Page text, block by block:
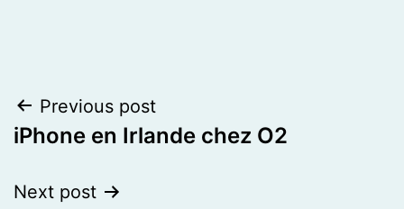
Post
navigation
Previous post
iPhone en Irlande chez O2
Next post